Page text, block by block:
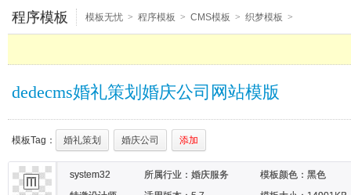
程序模板 模板无忧 > 程序模板 > CMS模板 > 织梦模板 >
dedecms婚礼策划婚庆公司网站模版
模板Tag： 婚礼策划 婚庆公司 添加
system32
所属行业： 婚庆服务 模板颜色： 黑色